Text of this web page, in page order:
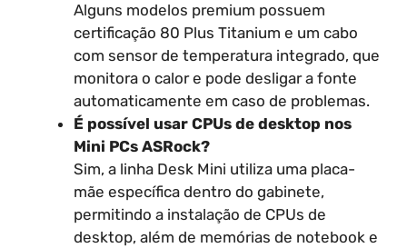
Alguns modelos premium possuem
certificação 80 Plus Titanium e um cabo
com sensor de temperatura integrado, que
monitora o calor e pode desligar a fonte
automaticamente em caso de problemas.
É possível usar CPUs de desktop nos
Mini PCs ASRock?
Sim, a linha Desk Mini utiliza uma placa-
mãe específica dentro do gabinete,
permitindo a instalação de CPUs de
desktop, além de memórias de notebook e